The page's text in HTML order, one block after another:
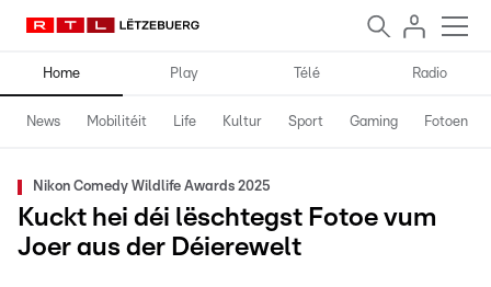
Home Play Télé Radio
News Mobilitéit Life Kultur Sport Gaming Fotoen
Nikon Comedy Wildlife Awards 2025
Kuckt hei déi lëschtegst Fotoe vum
Joer aus der Déierewelt